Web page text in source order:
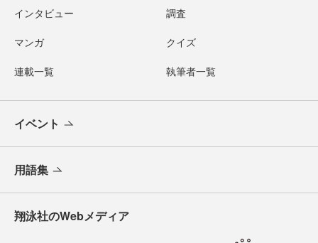
インタビュー 調査
マンガ クイズ
連載一覧 執筆者一覧
イベント
用語集
翔泳社のWebメディア